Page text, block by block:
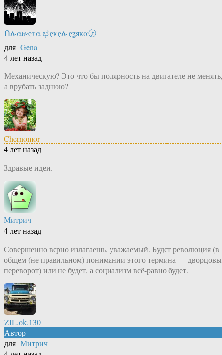
Ոሉαዙҿτα ಭҿҝҿሉҿʓяҝα〄
для Gena
4 лет назад
Механическую? Это что бы полярность на двигателе не менять,
а врубать заднюю?
Chernomor
4 лет назад
Здравые идеи.
Митрич
4 лет назад
Совершенно верно излагаешь, уважаемый. Будет революция (в
общем (не правильном) понимании этого термина —
переворот) или не будет, а социализм всё-равно будет.
ZIL.ok.130
Автор
для Митрич